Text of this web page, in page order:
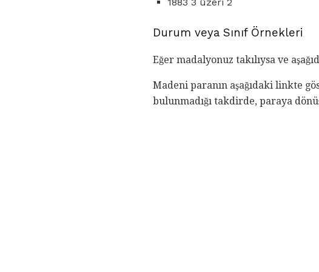
1883 3 üzeri 2
Durum veya Sınıf Örnekleri
Eğer madalyonuz takılıysa ve
Madeni paranın aşağıdaki linkte
bulunmadığı takdirde, paraya